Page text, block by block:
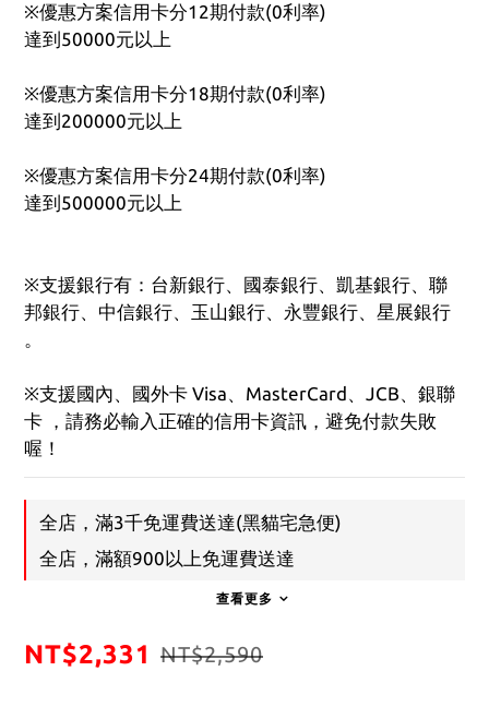
※優惠方案信用卡分12期付款(0利率)
達到50000元以上
※優惠方案信用卡分18期付款(0利率)
達到200000元以上
※優惠方案信用卡分24期付款(0利率)
達到500000元以上
※支援銀行有：台新銀行、國泰銀行、凱基銀行、聯
邦銀行、中信銀行、玉山銀行、永豐銀行、星展銀行
。
※支援國內、國外卡 Visa、MasterCard、JCB、銀聯
卡 ，請務必輸入正確的信用卡資訊，避免付款失敗
喔！
全店，滿3千免運費送達(黑貓宅急便)
全店，滿額900以上免運費送達
查看更多
NT$2,331 NT$2,590